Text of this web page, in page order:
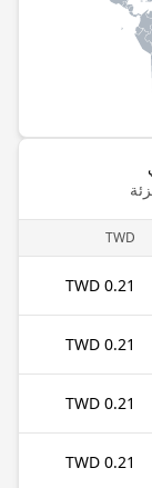
TWD
0.21 TWD
0.21 TWD
0.21 TWD
0.21 TWD